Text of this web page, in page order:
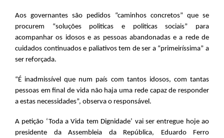
Aos governantes são pedidos “caminhos concretos” que se
procurem “soluções politicas e politicas sociais” para
acompanhar os idosos e as pessoas abandonadas e a rede de
cuidados continuados e paliativos tem de ser a “primeiríssima” a
ser reforçada.
“É inadmissível que num país com tantos idosos, com tantas
pessoas em final de vida não haja uma rede capaz de responder
a estas necessidades”, observa o responsável.
A petição ‘Toda a Vida tem Dignidade’ vai ser entregue hoje ao
presidente da Assembleia da República, Eduardo Ferro